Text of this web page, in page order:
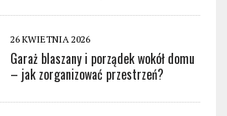
26 KWIETNIA 2026
Garaż blaszany i porządek wokół domu
– jak zorganizować przestrzeń?